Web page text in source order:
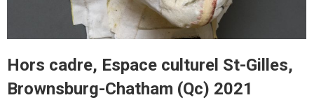
Hors cadre, Espace culturel St-Gilles,
Brownsburg-Chatham (Qc) 2021